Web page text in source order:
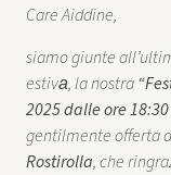
Care Aiddine,
siamo giunte
estiva​, la nostra
2025 dalle ore
gentilmente offerta
Rostirolla, che